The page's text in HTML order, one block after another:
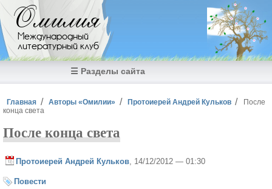
Перейти к основному содержанию
Омилия
Международный
литературный клуб
☰ Разделы сайта
Вы здесь
Главная Авторы «Омилии» Протоиерей Андрей Кульков
После
конца света
После конца света
Протоиерей Андрей Кульков , 14/12/2012 — 01:30
Повести